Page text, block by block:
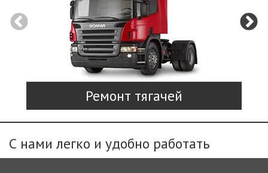
Ремонт тягачей
С нами легко и удобно работать